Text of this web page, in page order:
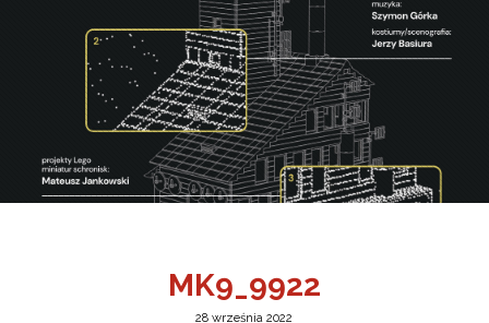
MK9_9922
28 września 2022